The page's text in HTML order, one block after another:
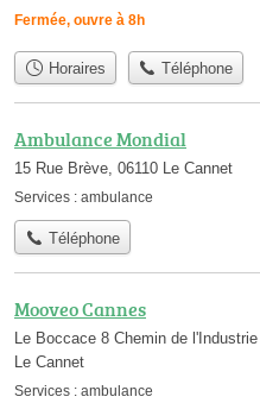
Fermée, ouvre à 8h
Horaires Téléphone
Ambulance Mondial
15 Rue Brève, 06110 Le Cannet
Services : ambulance
Téléphone
Mooveo Cannes
Le Boccace 8 Chemin de
Le Cannet
Services : ambulance